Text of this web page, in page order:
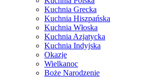
Kuchnia Grecka
Kuchnia Hiszpańska
Kuchnia Włoska
Kuchnia Azjatycka
Kuchnia Indyjska
Okazje
Wielkanoc
Boże Narodzenie